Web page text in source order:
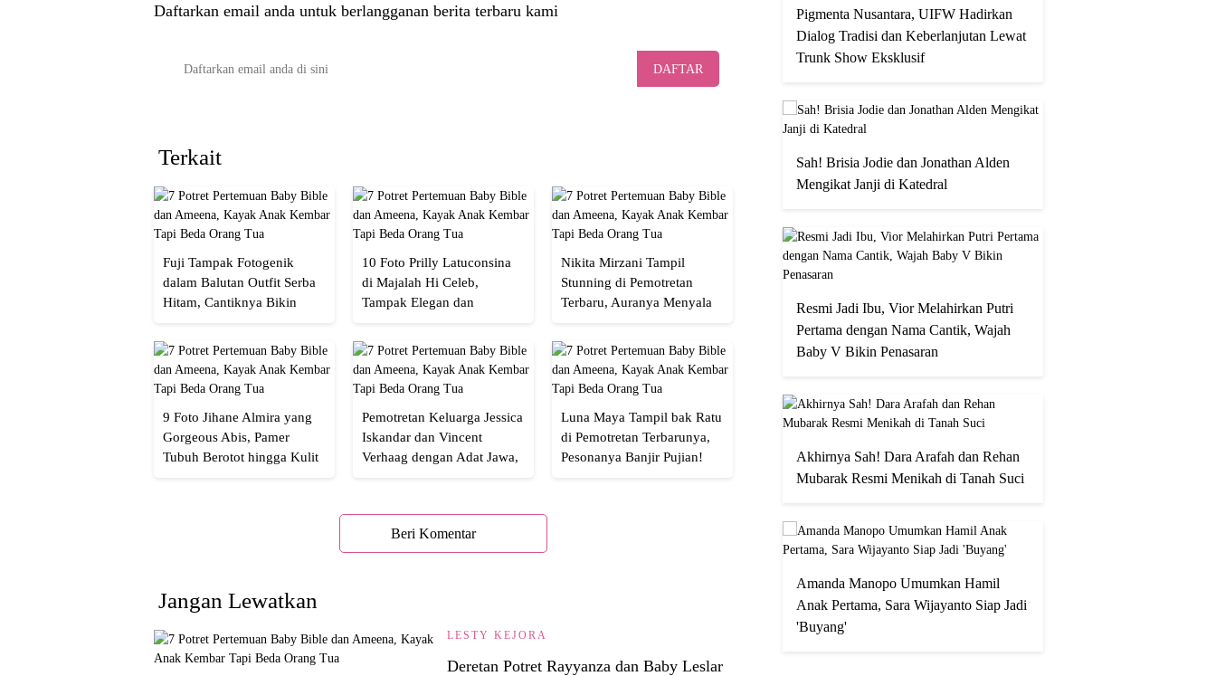
Daftarkan email anda untuk berlangganan berita terbaru kami
DAFTAR
Terkait
Fuji Tampak Fotogenik
dalam Balutan Outfit Serba
Hitam, Cantiknya Bikin
10 Foto Prilly Latuconsina
di Majalah Hi Celeb,
Tampak Elegan dan
Nikita Mirzani Tampil
Stunning di Pemotretan
Terbaru, Auranya Menyala
9 Foto Jihane Almira yang
Gorgeous Abis, Pamer
Tubuh Berotot hingga Kulit
Pemotretan Keluarga Jessica
Iskandar dan Vincent
Verhaag dengan Adat Jawa,
Luna Maya Tampil bak Ratu
di Pemotretan Terbarunya,
Pesonanya Banjir Pujian!
Beri Komentar
Jangan Lewatkan
LESTY KEJORA
Deretan Potret Rayyanza dan Baby Leslar
Pigmenta Nusantara, UIFW Hadirkan
Dialog Tradisi dan Keberlanjutan Lewat
Trunk Show Eksklusif
Sah! Brisia Jodie dan Jonathan Alden
Mengikat Janji di Katedral
Resmi Jadi Ibu, Vior Melahirkan Putri
Pertama dengan Nama Cantik, Wajah
Baby V Bikin Penasaran
Akhirnya Sah! Dara Arafah dan Rehan
Mubarak Resmi Menikah di Tanah Suci
Amanda Manopo Umumkan Hamil
Anak Pertama, Sara Wijayanto Siap Jadi
'Buyang'